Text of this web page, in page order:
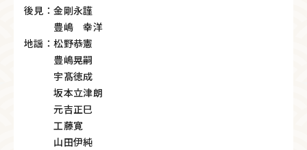
後見：金剛永謹
豊嶋 幸洋
地謡：松野恭憲
豊嶋晃嗣
宇髙徳成
坂本立津朗
元吉正巳
工藤寛
山田伊純